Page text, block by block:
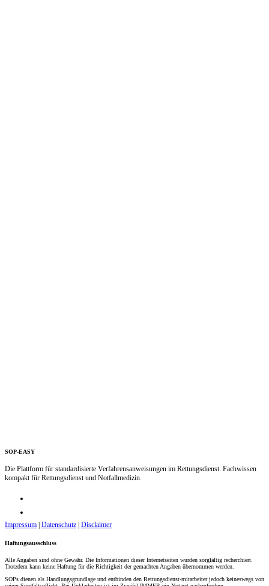
SOP-EASY
Die Plattform für standardisierte Verfahrensanweisungen im Rettungsdienst. Fachwissen
kompakt für Rettungsdienst und Notfallmedizin.
Impressum Datenschutz Disclaimer
Haftungsausschluss
Alle Angaben sind ohne Gewähr. Die Informationen dieser Internetseiten wurden sorgfältig recherchiert.
Trotzdem kann keine Haftung für die Richtigkeit der gemachten Angaben übernommen werden.
SOPs dienen als Handlungsgrundlage und entbinden den Rettungsdienst-mitarbeiter jedoch keineswegs von